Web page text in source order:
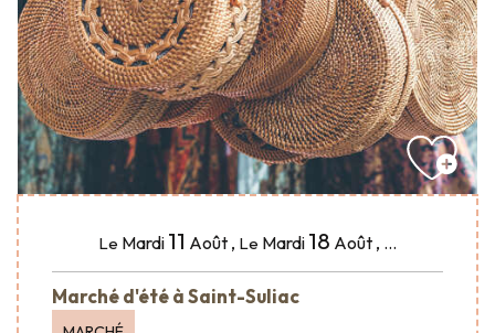
Le Mardi 11 Août , Le Mardi 18 Août , ...
Marché d'été à Saint-Suliac